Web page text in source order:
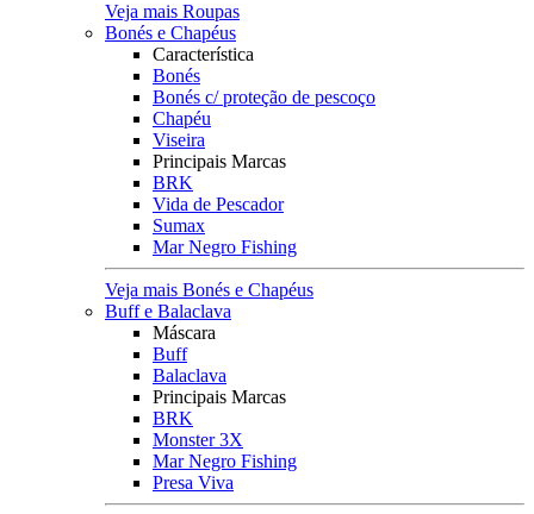
Veja mais Roupas
Bonés e Chapéus
Característica
Bonés
Bonés c/ proteção de pescoço
Chapéu
Viseira
Principais Marcas
BRK
Vida de Pescador
Sumax
Mar Negro Fishing
Veja mais Bonés e Chapéus
Buff e Balaclava
Máscara
Buff
Balaclava
Principais Marcas
BRK
Monster 3X
Mar Negro Fishing
Presa Viva